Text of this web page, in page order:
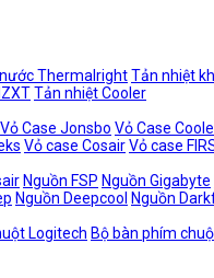
ThermalrightTản nhiệt
Tản nhiệt Cooler
Vỏ Case Jonsbo Vỏ Case
Vỏ case CosairVỏ case
Nguồn FSP Nguồn Gigabyte
Nguồn Deepcool Nguồn
Logitech Bộ bàn phím